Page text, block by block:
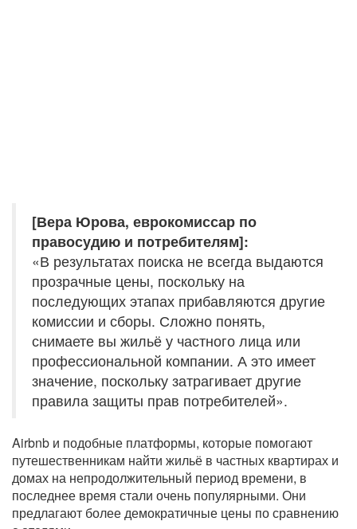
[Вера Юрова, еврокомиссар по
правосудию и потребителям]:
«В результатах поиска не всегда выдаются
прозрачные цены, поскольку на
последующих этапах прибавляются другие
комиссии и сборы. Сложно понять,
снимаете вы жильё у частного лица или
профессиональной компании. А это имеет
значение, поскольку затрагивает другие
правила защиты прав потребителей».
Airbnb и подобные платформы, которые помогают
путешественникам найти жильё в частных квартирах и
домах на непродолжительный период времени, в
последнее время стали очень популярными. Они
предлагают более демократичные цены по сравнению